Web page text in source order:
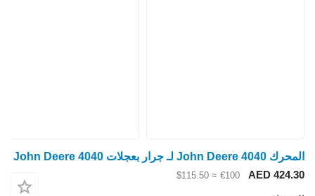
المحرك John Deere 4040 لـ جرار بعجلات John Deere 4040
AED 424.30
€100
≈ $115.50